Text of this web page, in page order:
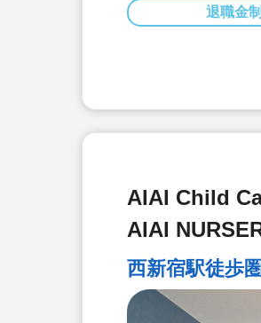
退職金
AIAI Child
AIAI
西新宿駅徒歩